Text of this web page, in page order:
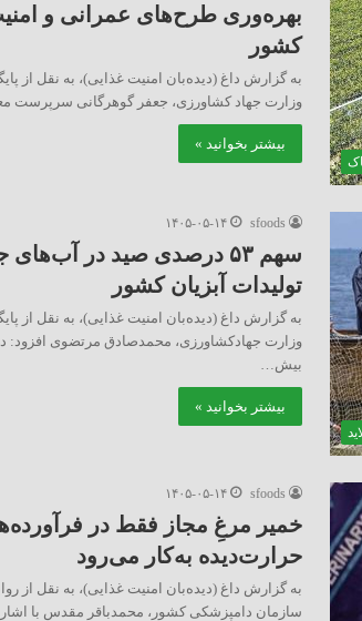
بهره‌وری طرح‌های عمرانی و
کشور
به گزارش داغ (دیده‌بان امنیت غذایی)، به نقل از
وزارت جهاد کشاورزی، جعفر گوهرگانی سرپرست
بیشتر بخوانید »
sfoods ۱۴۰۵-۰۵-۱۴
سهم ۵۳ درصدی صید در
تولیدات آبزیان کشور
به گزارش داغ (دیده‌بان امنیت غذایی)، به نقل از
بیش…
بیشتر بخوانید »
sfoods ۱۴۰۵-۰۵-۱۴
خمیر مرغِ مجاز فقط در
حرارت‌دیده به‌کار می‌رود
به گزارش داغ (دیده‌بان امنیت غذایی)، به نقل از
سازمان دامپزشکی کشور، محمدباقر مقدس با